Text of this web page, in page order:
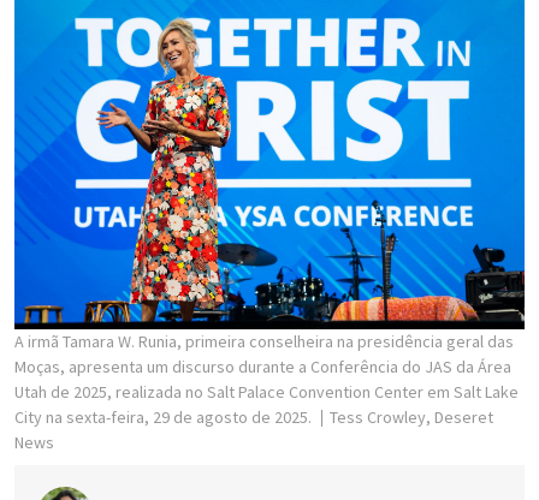
A irmã Tamara W. Runia, primeira conselheira na presidência geral das
Moças, apresenta um discurso durante a Conferência do JAS da Área
Utah de 2025, realizada no Salt Palace Convention Center em Salt Lake
City na sexta-feira, 29 de agosto de 2025.
Tess Crowley, Deseret
News